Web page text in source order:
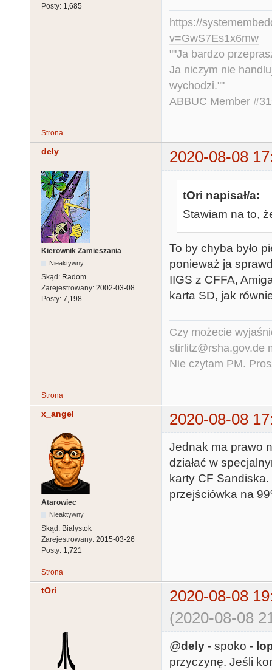
Posty: 1,685
https://
v=GwS7Es1x6mw
""Ja bardzo
Ja niczym nie
wychodzi.""
ABBUC Member
Strona
dely 2020-08-08
Kierownik Zamieszania
Nieaktywny
Skąd: Radom
Zarejestrowany: 2002-03-08
Posty: 7,198
tOri napisał/a:
Stawiam na to,
To by chyba było
ponieważ ja
IIGS z CFFA,
karta SD, jak
Czy możecie
stirlitz@rsha.gov.de
Nie czytam PM.
Strona
x_angel 2020-08-08
Atarowiec
Nieaktywny
Skąd: Białystok
Zarejestrowany: 2015-03-26
Posty: 1,721
Jednak ma prawo
działać w
karty CF
przejściówka na
Strona
tOri
2020-08-08
(2020-08-08
@dely - spoko -
przyczynę. Jeśli